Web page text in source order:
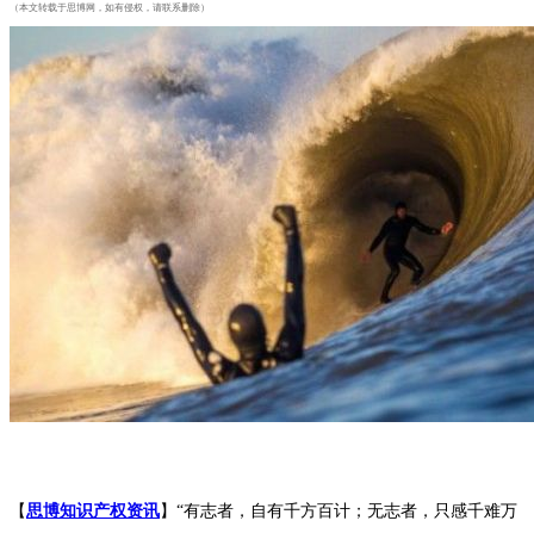
（本文转载于思博网，如有侵权，请联系删除）
【思博知识产权资讯】“有志者，自有千方百计；无志者，只感千难万